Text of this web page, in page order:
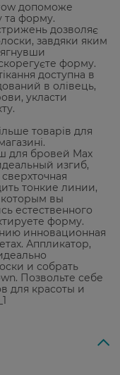
допоможе
та форму.
дозволяє
завдяки яким
форму.
доступна в
в олівець,
укласти
товарів для
для бровей Max
изгиб,
тонкие линии,
вы
естественного
форму.
инновационная
Аппликатор,
и собрать
Позвольте себе
для красоты и